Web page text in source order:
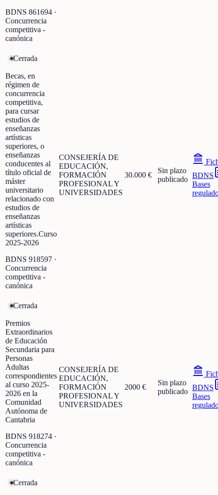
BDNS 861694 ·
Concurrencia
competitiva -
canónica
Cerrada
Becas, en
régimen de
concurrencia
competitiva,
para cursar
estudios de
enseñanzas
artísticas
superiores, o
enseñanzas
conducentes al
título oficial de
máster
universitario
relacionado con
estudios de
enseñanzas
artísticas
superiores.Curso
2025-2026
BDNS 918597 ·
Concurrencia
competitiva -
canónica
CONSEJERÍA DE
EDUCACIÓN,
FORMACIÓN
PROFESIONAL Y
UNIVERSIDADES
30.000 €
Sin plazo
publicado BDNS
Bases
Cerrada
Premios
Extraordinarios
de Educación
Secundaria para
Personas
Adultas
correspondientes
al curso 2025-
2026 en la
Comunidad
Autónoma de
Cantabria
BDNS 918274 ·
Concurrencia
competitiva -
canónica
CONSEJERÍA DE
EDUCACIÓN,
FORMACIÓN
PROFESIONAL Y
UNIVERSIDADES
2000 €
Sin plazo
publicado BDNS
Bases
Cerrada